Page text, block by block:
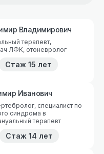
Владимирович
терапевт,
ЛФК, отоневролог
Стаж 15 лет
Иванович
специалист по
синдрома в
терапевт
Стаж 14 лет